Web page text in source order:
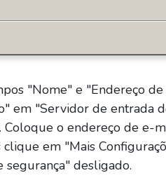
"Nome" e "Endereço
em "Servidor de entrada
Coloque o endereço de
clique em "Mais
segurança" desligado.